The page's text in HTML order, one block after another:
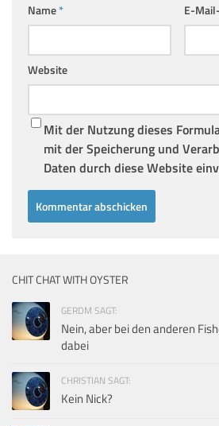
Name* E-
Website
Mit der Nutzung dieses
mit der Speicherung und
Daten durch diese Website
CHIT CHAT WITH OYSTER
GERDM SAGT:
Nein, aber bei den anderen
dabei
CHRISTIAN SAGT:
Kein Nick?